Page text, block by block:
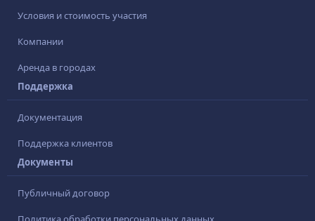
Условия и стоимость участия
Компании
Аренда в городах
Поддержка
Документация
Поддержка клиентов
Документы
Публичный договор